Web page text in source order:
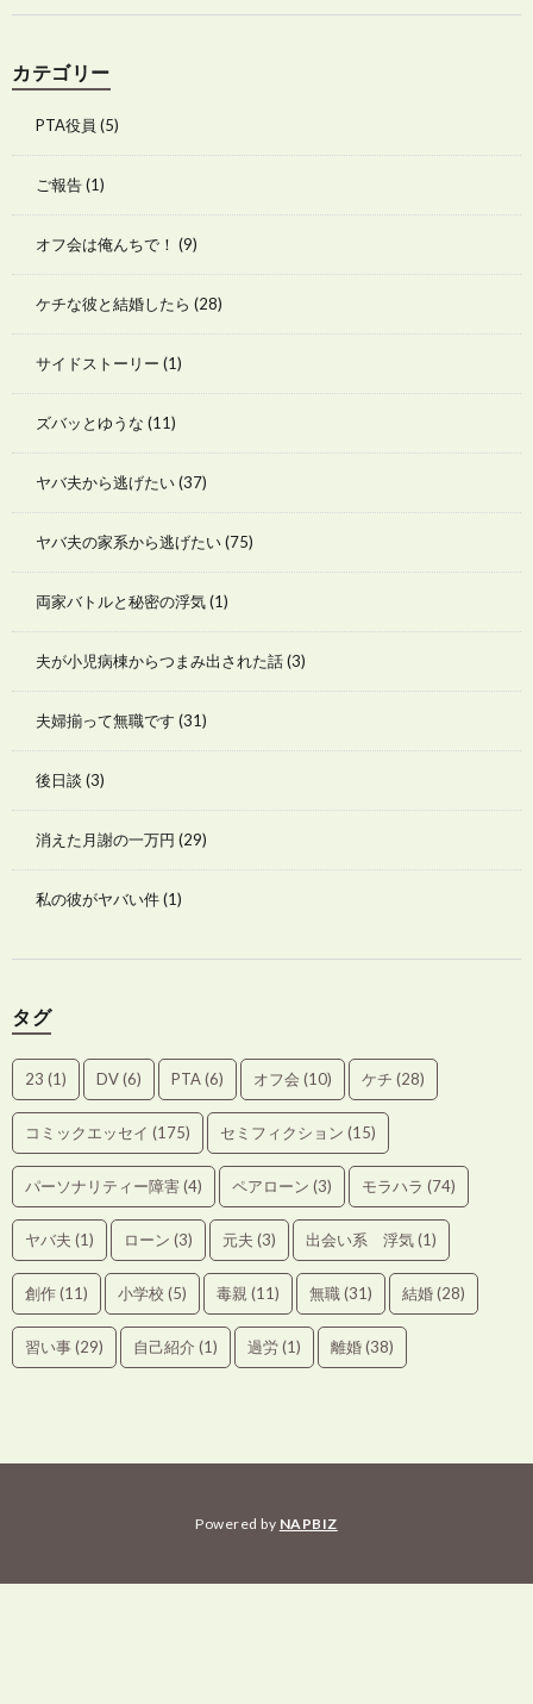
カテゴリー
PTA役員 (5)
ご報告(1)
オフ会は俺んちで！ (9)
ケチな彼と結婚したら (28)
サイドストーリー (1)
ズバッとゆうな (11)
ヤバ夫から逃げたい(37)
ヤバ夫の家系から逃げたい(75)
両家バトルと秘密の浮気(1)
夫が小児病棟からつまみ出された話(3)
夫婦揃って無職です (31)
後日談 (3)
消えた月謝の一万円 (29)
私の彼がヤバい件(1)
タグ
23 (1) DV(6) PTA(6) オフ会 (10) ケチ (28)
コミックエッセイ (175) セミフィクション (15)
パーソナリティー障害(4) ペアローン (3) モラハラ (74)
ヤバ夫 (1) ローン (3) 元夫 (3) 出会い系 浮気(1)
創作(11) 小学校 (5) 毒親 (11) 無職(31) 結婚(28)
習い事(29) 自己紹介 (1) 過労(1) 離婚(38)
Powered by NAPBIZ